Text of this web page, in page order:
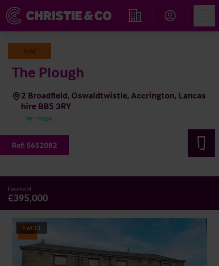
Propiedades
Sold
The Plough
2 Broadfield, Oswaldtwistle, Accrington, Lancas
hire BB5 3RY
Ver mapa
Ref: 5652082
Freehold
£395,000
Sold
1 of 13